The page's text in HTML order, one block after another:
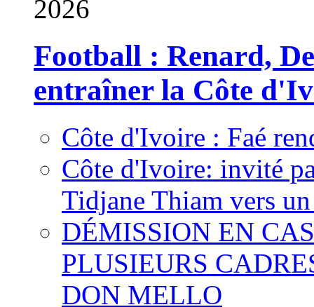
2026
Football : Renard,
entraîner la Côte
Côte d'Ivoire : Faé
Côte d'Ivoire: invité
Tidjane Thiam vers
DÉMISSION EN
PLUSIEURS
DON MELLO